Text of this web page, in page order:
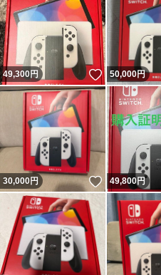
49,300円 いいね！
50,000円
30,000円 いいね！
49,800円